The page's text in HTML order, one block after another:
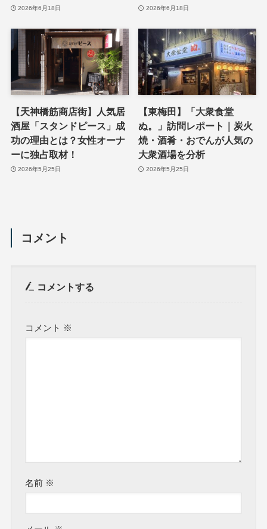
2026年6月18日 2026年6月18日
【天神橋筋商店街】人気居
酒屋「スタンドピース」成
功の理由とは？女性オーナ
ーに独占取材！
2026年5月25日
【東梅田】「大衆食堂
ぬ。」訪問レポート｜炭火
焼・酒肴・おでんが人気の
大衆酒場を分析
2026年5月25日
コメント
コメントする
コメント ※
名前 ※